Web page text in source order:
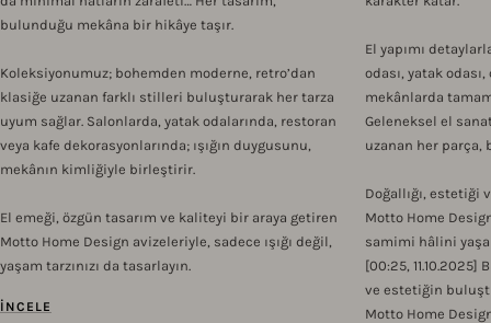
bulunduğu mekâna bir hikâye taşır.
Koleksiyonumuz; bohemden moderne, retro’dan
klasiğe uzanan farklı stilleri buluşturarak her tarza
uyum sağlar. Salonlarda, yatak odalarında, restoran
veya kafe dekorasyonlarında; ışığın duygusunu,
mekânın kimliğiyle birleştirir.
El emeği, özgün tasarım ve kaliteyi bir araya getiren
Motto Home Design avizeleriyle, sadece ışığı değil,
yaşam tarzınızı da tasarlayın.
İNCELE
El yapımı
odası, yatak
mekânlarda
Geleneksel el
uzanan her parça,
Doğallığı, estetiği
Motto Home
samimi hâlini
[00:25,
ve estetiğin
Motto Home Design